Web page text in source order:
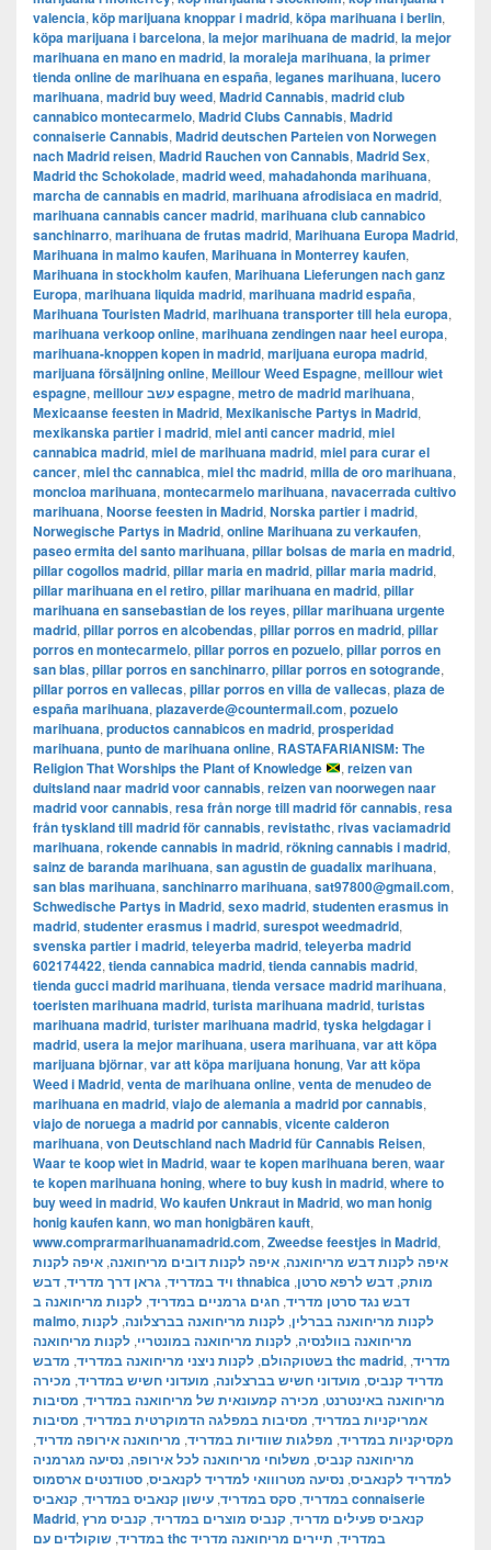
valencia, köp marijuana knoppar i madrid, köpa marihuana i berlin,
köpa marijuana i barcelona, la mejor marihuana de madrid, la mejor
marihuana en mano en madrid, la moraleja marihuana, la primer
tienda online de marihuana en españa, leganes marihuana, lucero
marihuana, madrid buy weed, Madrid Cannabis, madrid club
cannabico montecarmelo, Madrid Clubs Cannabis, Madrid
connaiserie Cannabis, Madrid deutschen Parteien von Norwegen
nach Madrid reisen, Madrid Rauchen von Cannabis, Madrid Sex,
Madrid thc Schokolade, madrid weed, mahadahonda marihuana,
marcha de cannabis en madrid, marihuana afrodisiaca en madrid,
marihuana cannabis cancer madrid, marihuana club cannabico
sanchinarro, marihuana de frutas madrid, Marihuana Europa Madrid,
Marihuana in malmo kaufen, Marihuana in Monterrey kaufen,
Marihuana in stockholm kaufen, Marihuana Lieferungen nach ganz
Europa, marihuana liquida madrid, marihuana madrid españa,
Marihuana Touristen Madrid, marihuana transporter till hela europa,
marihuana verkoop online, marihuana zendingen naar heel europa,
marihuana-knoppen kopen in madrid, marijuana europa madrid,
marijuana försäljning online, Meillour Weed Espagne, meillour wiet
espagne, meillour עשב espagne, metro de madrid marihuana,
Mexicaanse feesten in Madrid, Mexikanische Partys in Madrid,
mexikanska partier i madrid, miel anti cancer madrid, miel
cannabica madrid, miel de marihuana madrid, miel para curar el
cancer, miel thc cannabica, miel thc madrid, milla de oro marihuana,
moncloa marihuana, montecarmelo marihuana, navacerrada cultivo
marihuana, Noorse feesten in Madrid, Norska partier i madrid,
Norwegische Partys in Madrid, online Marihuana zu verkaufen,
paseo ermita del santo marihuana, pillar bolsas de maria en madrid,
pillar cogollos madrid, pillar maria en madrid, pillar maria madrid,
pillar marihuana en el retiro, pillar marihuana en madrid, pillar
marihuana en sansebastian de los reyes, pillar marihuana urgente
madrid, pillar porros en alcobendas, pillar porros en madrid, pillar
porros en montecarmelo, pillar porros en pozuelo, pillar porros en
san blas, pillar porros en sanchinarro, pillar porros en sotogrande,
pillar porros en vallecas, pillar porros en villa de vallecas, plaza de
españa marihuana, plazaverde@countermail.com, pozuelo
marihuana, productos cannabicos en madrid, prosperidad
marihuana, punto de marihuana online, RASTAFARIANISM: The
Religion That Worships the Plant of Knowledge
, reizen van
duitsland naar madrid voor cannabis, reizen van noorwegen naar
madrid voor cannabis, resa från norge till madrid för cannabis, resa
från tyskland till madrid för cannabis, revistathc, rivas vaciamadrid
marihuana, rokende cannabis in madrid, rökning cannabis i madrid,
sainz de baranda marihuana, san agustin de guadalix marihuana,
san blas marihuana, sanchinarro marihuana, sat97800@gmail.com,
Schwedische Partys in Madrid, sexo madrid, studenten erasmus in
madrid, studenter erasmus i madrid, surespot weedmadrid,
svenska partier i madrid, teleyerba madrid, teleyerba madrid
602174422, tienda cannabica madrid, tienda cannabis madrid,
tienda gucci madrid marihuana, tienda versace madrid marihuana,
toeristen marihuana madrid, turista marihuana madrid, turistas
marihuana madrid, turister marihuana madrid, tyska helgdagar i
madrid, usera la mejor marihuana, usera marihuana, var att köpa
marijuana björnar, var att köpa marijuana honung, Var att köpa
Weed i Madrid, venta de marihuana online, venta de menudeo de
marihuana en madrid, viajo de alemania a madrid por cannabis,
viajo de noruega a madrid por cannabis, vicente calderon
marihuana, von Deutschland nach Madrid für Cannabis Reisen,
Waar te koop wiet in Madrid, waar te kopen marihuana beren, waar
te kopen marihuana honing, where to buy kush in madrid, where to
buy weed in madrid, Wo kaufen Unkraut in Madrid, wo man honig
honig kaufen kann, wo man honigbären kauft,
www.comprarmarihuanamadrid.com, Zweedse feestjes in Madrid,
איפה לקנות דבש מריחואנה, איפה לקנות דובים מריחואנה, איפה לקנות
ויד במדריד, גראן דרך מדריד, דבש thnabica מותק, דבש לרפא סרטן,
דבש נגד סרטן מדריד, חגים גרמניים במדריד, לקנות מריחואנה ב
malmo, לקנות מריחואנה בברלין, לקנות מריחואנה בברצלונה, לקנות
מריחואנה בוולנסיה, לקנות מריחואנה במונטריי, לקנות מריחואנה
בשטוקהולם, לקנות ניצני מריחואנה במדריד, מדבש thc madrid, מדריד,
מדריד קנביס, מועדוני חשיש בברצלונה, מועדוני חשיש במדריד, מכירה
מריחואנה באינטרנט, מכירה קמעונאית של מריחואנה במדריד, מסיבות
אמריקניות במדריד, מסיבות במפלגה הדמוקרטית במדריד, מסיבות
מקסיקניות במדריד, מפלגות שוודיות במדריד, מריחואנה אירופה מדריד,
מריחואנה קנביס, משלוחי מריחואנה לכל אירופה, נסיעה מגרמניה
למדריד לקנאביס, נסיעה מטרווואי למדריד לקנאביס, סטודנטים ארסמוס
במדריד, סקס במדריד, עישון קנאביס במדריד, קנאביס connaiserie
Madrid, קנאביס פעילים מדריד, קנביס מוצרים במדריד, קנביס מרץ
במדריד, שוקולדים עם thc במדריד, תיירים מריחואנה מדריד